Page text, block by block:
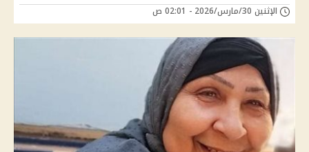
الإثنين 30/مارس/2026 - 02:01 ص